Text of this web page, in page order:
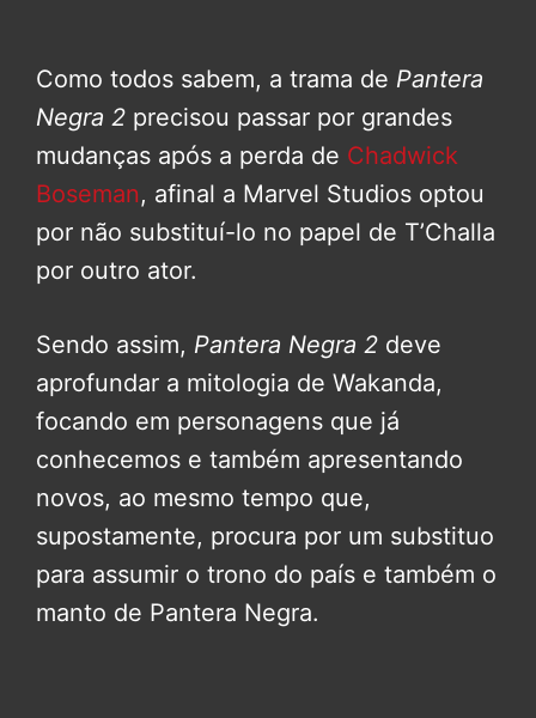
Como todos sabem, a trama de Pantera
Negra 2 precisou passar por grandes
mudanças após a perda de Chadwick
Boseman, afinal a Marvel Studios optou
por não substituí-lo no papel de T’Challa
por outro ator.
Sendo assim, Pantera Negra 2 deve
aprofundar a mitologia de Wakanda,
focando em personagens que já
conhecemos e também apresentando
novos, ao mesmo tempo que,
supostamente, procura por um substituo
para assumir o trono do país e também o
manto de Pantera Negra.